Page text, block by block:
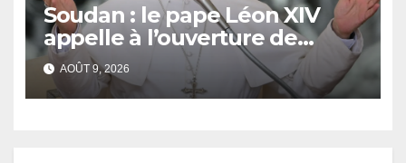
Soudan : le pape Léon XIV
appelle à l’ouverture de
couloirs humanitaires
AOÛT 9, 2026